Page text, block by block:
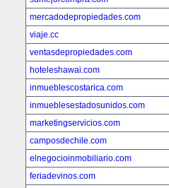
mercadodepropiedades.com
viaje.cc
ventasdepropiedades.com
hoteleshawai.com
inmueblescostarica.com
inmueblesestadosunidos.com
marketingservicios.com
camposdechile.com
elnegocioinmobiliario.com
feriadevinos.com